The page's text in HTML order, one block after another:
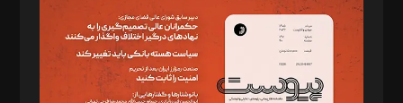
سردبیر: مهرک محمودی
دبیر تحریریه: میثم قاسمی
د‌بیر ناداستان: سمانه سمیع
د‌بیر خدمت و تجارت: ابوالفضل رجبی